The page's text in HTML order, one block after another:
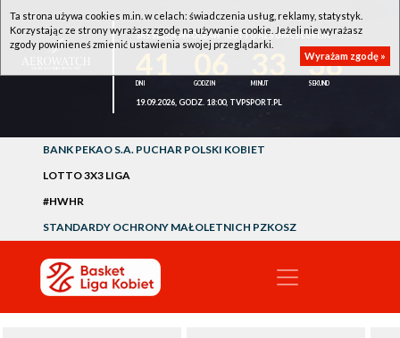
1KS ŚLĘZA WROCŁAW - LOTTO AZS UMCS LUBLIN
38
19.09.2026, GODZ. 18:00, TVPSPORT.PL
BANK PEKAO S.A. PUCHAR POLSKI KOBIET
LOTTO 3X3 LIGA
#HWHR
STANDARDY OCHRONY MAŁOLETNICH PZKOSZ
Ta strona używa cookies m.in. w celach: świadczenia usług, reklamy, statystyk.
Korzystając ze strony wyrażasz zgodę na używanie cookie. Jeżeli nie wyrażasz
zgody powinieneś zmienić ustawienia swojej przeglądarki.
Wyrażam zgodę »